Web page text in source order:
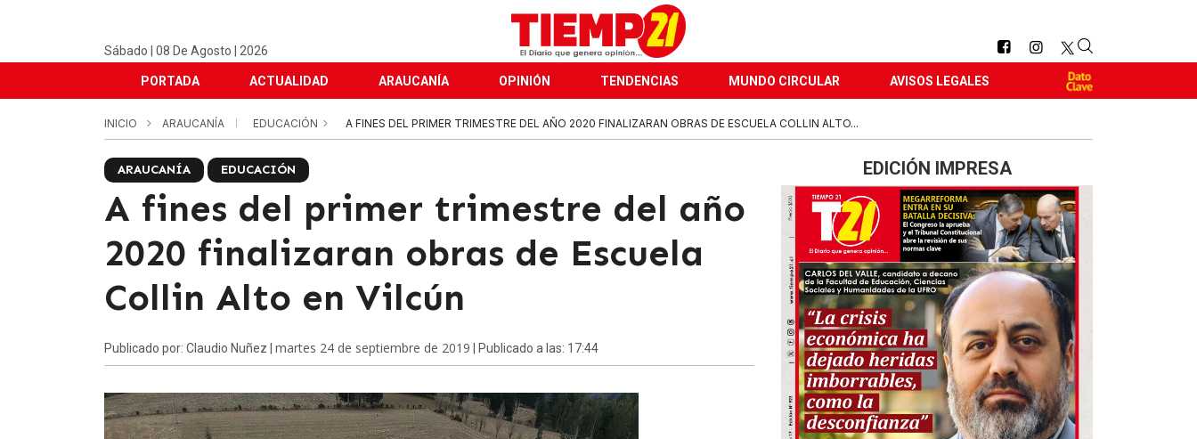
Sábado | 08 De Agosto | 2026
PORTADA ACTUALIDAD ARAUCANÍA OPINIÓN TENDENCIAS MUNDO CIRCULAR AVISOS LEGALES
INICIO ARAUCANÍA EDUCACIÓN A FINES DEL PRIMER TRIMESTRE DEL AÑO 2020 FINALIZARAN OBRAS DE ESCUELA COLLIN ALTO...
ARAUCANÍA EDUCACIÓN
A fines del primer trimestre del año
2020 finalizaran obras de Escuela
Collin Alto en Vilcún
Publicado por: Claudio Nuñez | martes 24 de septiembre de 2019 | Publicado a las: 17:44
EDICIÓN IMPRESA